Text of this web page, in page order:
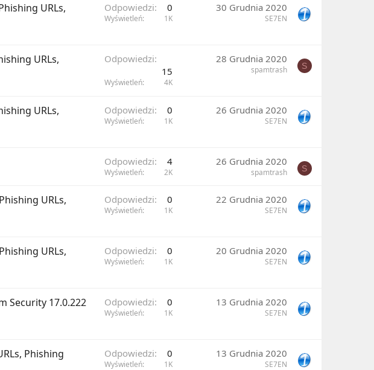
URLs,
Odpowiedzi 0
Wyświetleń 1K
30 Grudnia 2020
SE7EN
URLs,
Odpowiedzi
15
Wyświetleń 4K
28 Grudnia 2020
spamtrash S
URLs,
Odpowiedzi 0
Wyświetleń 1K
26 Grudnia 2020
SE7EN
Odpowiedzi 4
Wyświetleń 2K
26 Grudnia 2020
spamtrash S
URLs,
Odpowiedzi 0
Wyświetleń 1K
22 Grudnia 2020
SE7EN
URLs,
Odpowiedzi 0
Wyświetleń 1K
20 Grudnia 2020
SE7EN
Security 17.0.222
Odpowiedzi 0
Wyświetleń 1K
13 Grudnia 2020
SE7EN
Phishing
Odpowiedzi 0
Wyświetleń 1K
13 Grudnia 2020
SE7EN